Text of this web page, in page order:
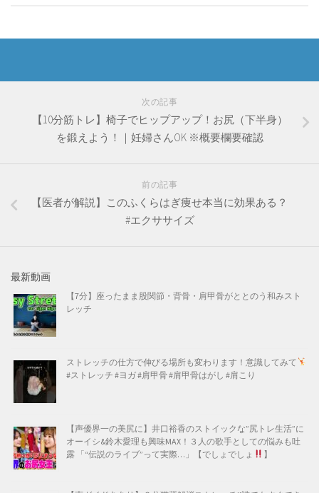
次の記事
【10分筋トレ】椅子でヒップアップ！お尻（下半身）
を鍛えよう！｜妊婦さんOK ※概要欄要確認
前の記事
【医者が解説】このふくらはぎ痩せ本当に効果ある？
#エクササイズ
最新動画
【7分】座ったまま股関節・背骨・肩甲骨がととのう和みスト
レッチ
ストレッチの仕方で伸びる場所も変わります！意識してみて
#ストレッチ #ヨガ #肩甲骨 #肩甲骨はがし #肩こり
【声優界一の美尻に】井口裕香のストイックな”尻トレ生活”に
オーイシ&鈴木愛理も興味MAX！３人の歌手としての悩みも吐
露 「“伝説のライブ”って実際…」【でしょでしょ
】